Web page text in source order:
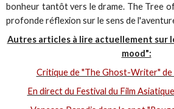
bonheur tantôt vers le drame. The Tree
profonde réflexion sur le sens de
Autres articles à lire actuellement sur
mood":
Critique de "The Ghost-Writer" de
En direct du Festival du Film